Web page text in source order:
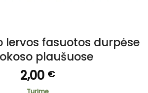
lervos fasuotos durpėse
plaušuose
2,00 €
Turime